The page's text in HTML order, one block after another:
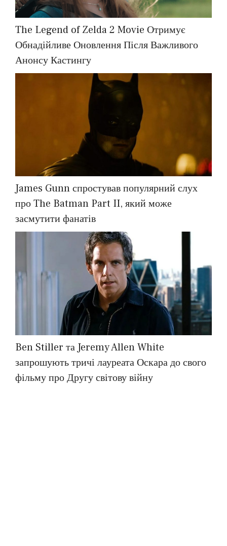
The Legend of Zelda 2 Movie Отримує
Обнадійливе Оновлення Після Важливого
Анонсу Кастингу
James Gunn спростував популярний слух
про The Batman Part II, який може
засмутити фанатів
Ben Stiller та Jeremy Allen White
запрошують тричі лауреата Оскара до свого
фільму про Другу світову війну